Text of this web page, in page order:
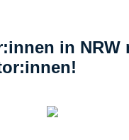
in NRW